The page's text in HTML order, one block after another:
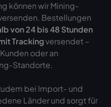
können wir Mining-
Bestellungen
von 24 bis 48 Stunden
Trackingversendet –
oder an
Standorte.
bei Import- und
Länder und sorgt für